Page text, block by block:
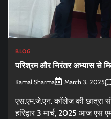
BLOG
परिश्रम और निरंतर अभ्यास से
Kamal Sharma March 3, 2025
एस.एम.जे.एन. काॅलेज की छात्रा
हरिद्वार 3 मार्च, 2025 आज एस